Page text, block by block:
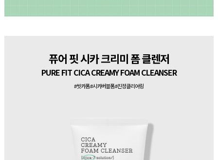
퓨어 핏 시카 크리미 폼 클렌저
PURE FIT CICA CREAMY FOAM CLEANSER
#씻카폼 #시카버블폼 #진정클리어링